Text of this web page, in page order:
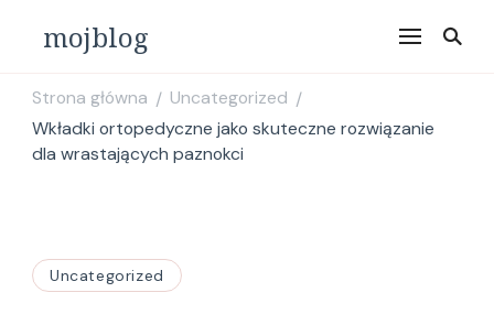
mojblog
Strona główna / Uncategorized /
Wkładki ortopedyczne jako skuteczne rozwiązanie
dla wrastających paznokci
Uncategorized